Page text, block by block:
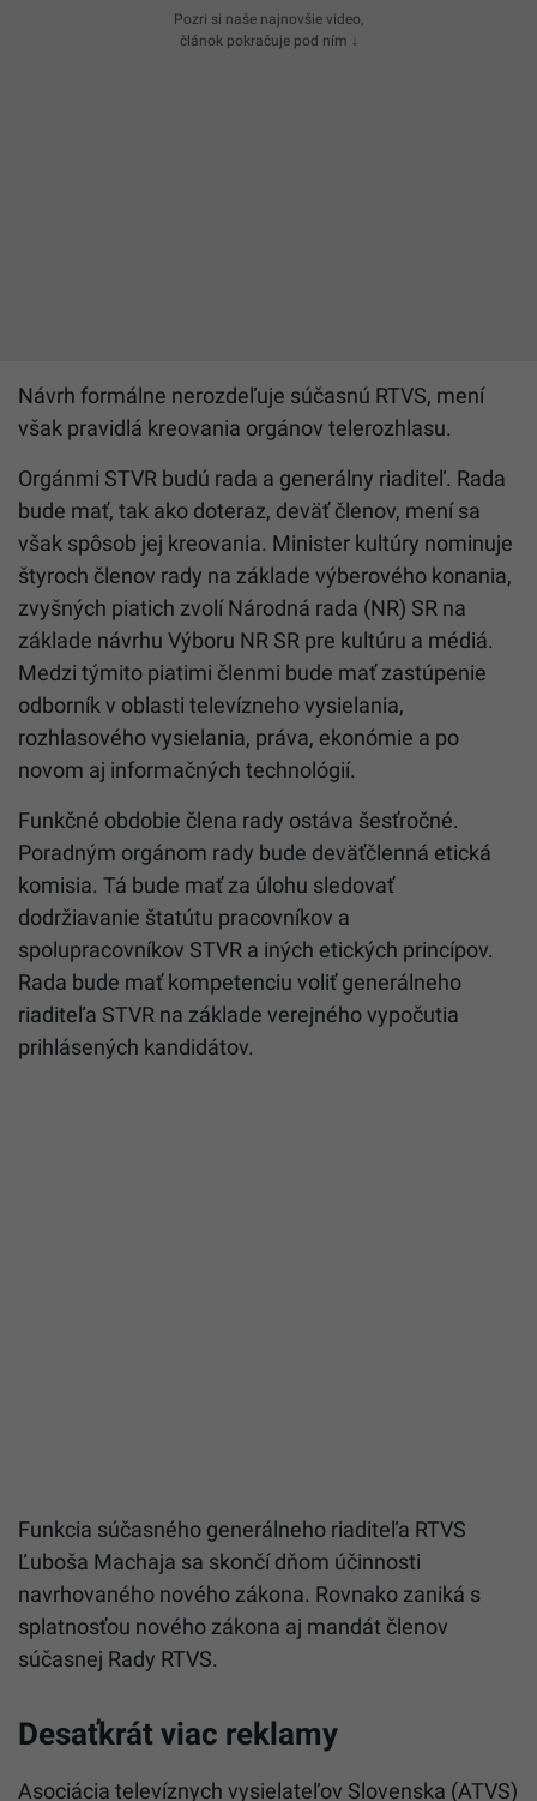
Pozri si naše najnovšie video,
článok pokračuje pod ním ↓
Návrh formálne nerozdeľuje súčasnú RTVS, mení
však pravidlá kreovania orgánov telerozhlasu.
Orgánmi STVR budú rada a generálny riaditeľ. Rada
bude mať, tak ako doteraz, deväť členov, mení sa
však spôsob jej kreovania. Minister kultúry nominuje
štyroch členov rady na základe výberového konania,
zvyšných piatich zvolí Národná rada (NR) SR na
základe návrhu Výboru NR SR pre kultúru a médiá.
Medzi týmito piatimi členmi bude mať zastúpenie
odborník v oblasti televízneho vysielania,
rozhlasového vysielania, práva, ekonómie a po
novom aj informačných technológií.
Funkčné obdobie člena rady ostáva šesťročné.
Poradným orgánom rady bude deväťčlenná etická
komisia. Tá bude mať za úlohu sledovať
dodržiavanie štatútu pracovníkov a
spolupracovníkov STVR a iných etických princípov.
Rada bude mať kompetenciu voliť generálneho
riaditeľa STVR na základe verejného vypočutia
prihlásených kandidátov.
Funkcia súčasného generálneho riaditeľa RTVS
Ľuboša Machaja sa skončí dňom účinnosti
navrhovaného nového zákona. Rovnako zaniká s
splatnosťou nového zákona aj mandát členov
súčasnej Rady RTVS.
Desaťkrát viac reklamy
Asociácia televíznych vysielateľov Slovenska (ATVS)